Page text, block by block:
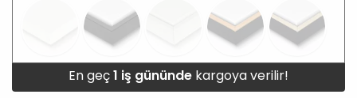
En geç1 iş gününde kargoya verilir!